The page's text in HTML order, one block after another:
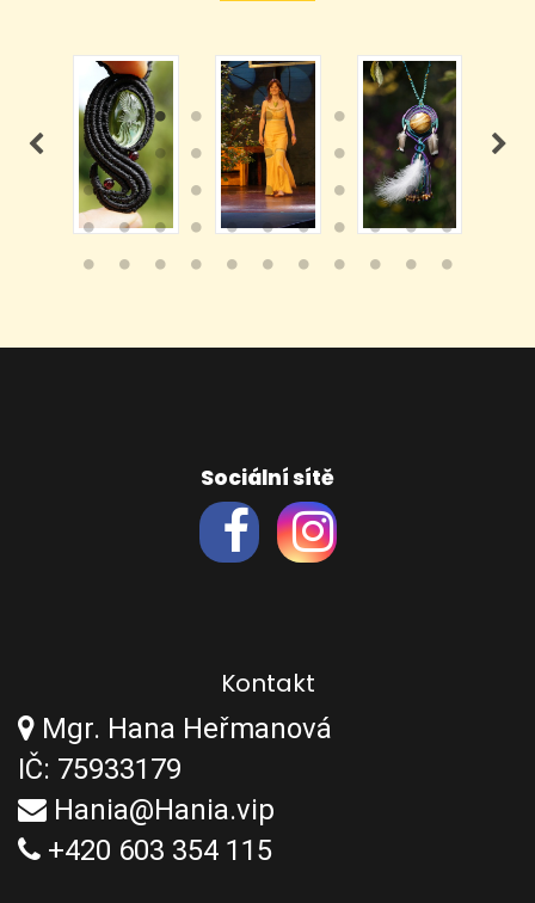
Sociální sítě
Kontakt
Mgr. Hana Heřmanová
IČ: 75933179
Hania@Hania.vip
+420 603 354 115